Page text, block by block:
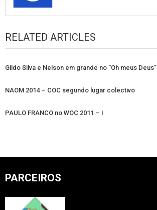
RELATED ARTICLES
Gildo Silva e Nelson em grande no “Oh meus Deus”
NAOM 2014 – COC segundo lugar colectivo
PAULO FRANCO no WOC 2011 – I
PARCEIROS